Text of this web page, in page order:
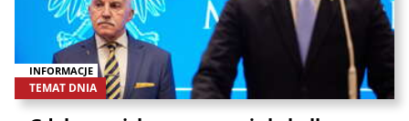
INFORMACJE
TEMAT DNIA